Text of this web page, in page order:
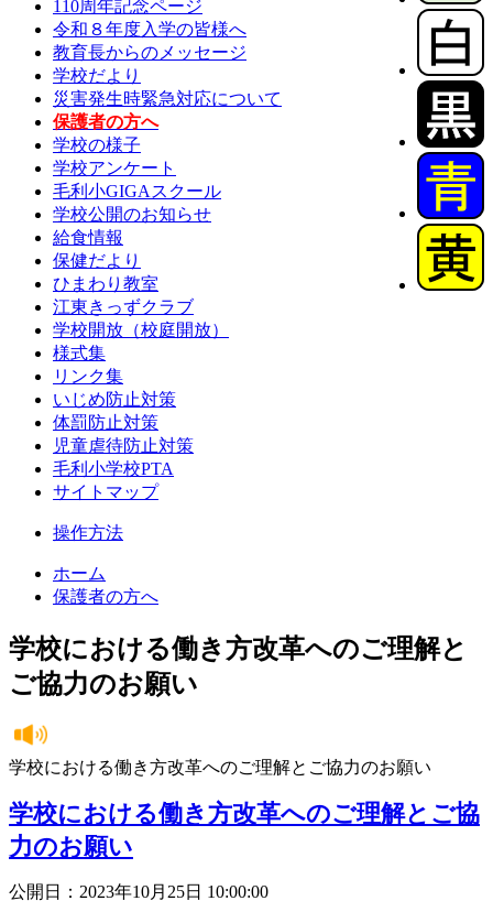
110周年記念ページ
令和８年度入学の皆様へ
教育長からのメッセージ
学校だより
災害発生時緊急対応について
保護者の方へ
学校の様子
学校アンケート
毛利小GIGAスクール
学校公開のお知らせ
給食情報
保健だより
ひまわり教室
江東きっずクラブ
学校開放（校庭開放）
様式集
リンク集
いじめ防止対策
体罰防止対策
児童虐待防止対策
毛利小学校PTA
サイトマップ
操作方法
ホーム
保護者の方へ
学校における働き方改革へのご理解と
ご協力のお願い
学校における働き方改革へのご理解とご協力のお願い
学校における働き方改革へのご理解とご協
力のお願い
公開日：2023年10月25日 10:00:00